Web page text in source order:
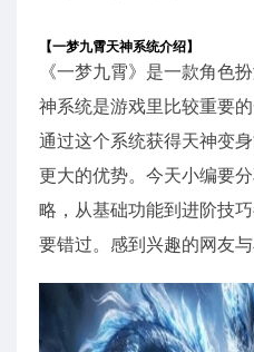
【一梦九霄天神系统介绍】
《一梦九霄》是一款角色
神系统是游戏里比较重要
通过这个系统获得天神变
更大的优势。今天小编要
略，从基础功能到进阶技
要错过。感到兴趣的网友与